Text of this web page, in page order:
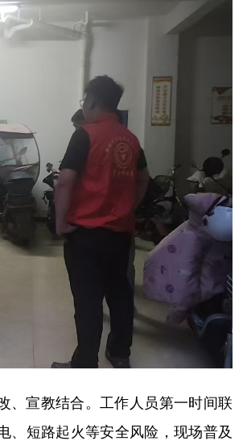
、宣教结合。工作人员第一时间联
、短路起火等安全风险，现场普及